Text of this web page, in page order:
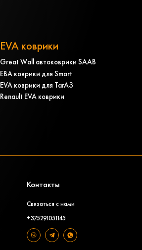
EVA коврики
Great Wall автоковрики SAAB
ЕВА коврики для Smart
EVA коврики для ТагАЗ
Renault EVA коврики
Контакты
Связаться с нами
+375291051145